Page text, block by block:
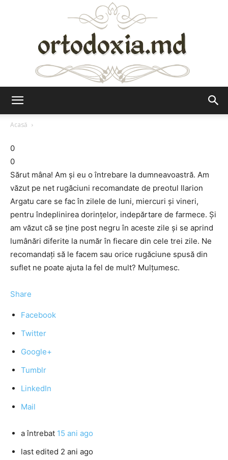
Acasă
0
0
Sărut mâna! Am şi eu o întrebare la dumneavoastră. Am
văzut pe net rugăciuni recomandate de preotul Ilarion
Argatu care se fac în zilele de luni, miercuri şi vineri,
pentru îndeplinirea dorinţelor, indepărtare de farmece. Şi
am văzut că se ţine post negru în aceste zile şi se aprind
lumânări diferite la număr în fiecare din cele trei zile. Ne
recomandaţi să le facem sau orice rugăciune spusă din
suflet ne poate ajuta la fel de mult? Mulţumesc.
Share
Facebook
Twitter
Google+
Tumblr
LinkedIn
Mail
a întrebat 15 ani ago
last edited 2 ani ago